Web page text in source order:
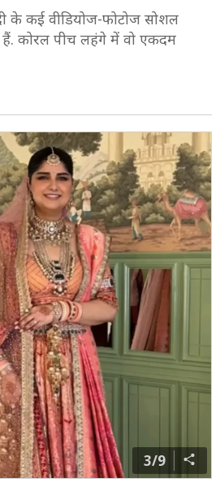
के कई वीडियोज-फोटोज सोशल
हैं. कोरल पीच लहंगे में वो एकदम
3/9